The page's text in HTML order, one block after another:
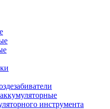
инструмента